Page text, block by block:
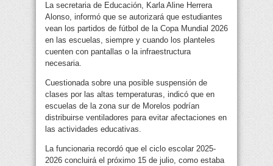
La secretaria de Educación, Karla Aline Herrera
Alonso, informó que se autorizará que estudiantes
vean los partidos de fútbol de la Copa Mundial 2026
en las escuelas, siempre y cuando los planteles
cuenten con pantallas o la infraestructura
necesaria.
Cuestionada sobre una posible suspensión de
clases por las altas temperaturas, indicó que en
escuelas de la zona sur de Morelos podrían
distribuirse ventiladores para evitar afectaciones en
las actividades educativas.
La funcionaria recordó que el ciclo escolar 2025-
2026 concluirá el próximo 15 de julio, como estaba